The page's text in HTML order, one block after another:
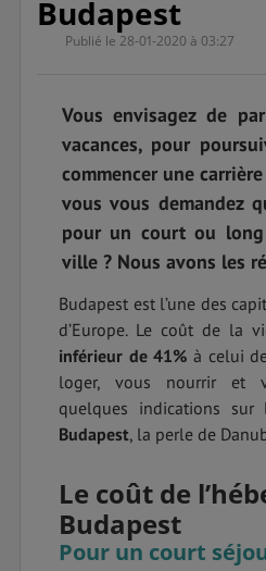
Budapest
Publié le 28-01-2020 à 03:27
Vous envisagez de
vacances, pour
commencer une
vous vous demandez
pour un court ou
ville ? Nous avons les
Budapest est l’une des
d’Europe. Le coût de la
inférieur de 41% à celui
loger, vous nourrir et
quelques indications sur
Budapest, la perle de
Le coût de
Budapest
Pour un court